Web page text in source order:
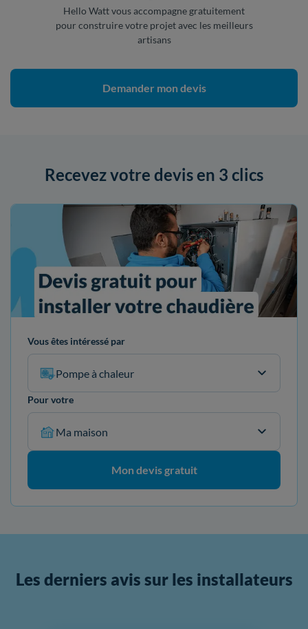
Hello Watt vous accompagne gratuitement
pour construire votre projet avec les meilleurs
artisans
Demander mon devis
Recevez votre devis en 3 clics
Vous êtes intéressé par
Pompe à chaleur
Pour votre
Ma maison
Mon devis gratuit
Les derniers avis sur les installateurs